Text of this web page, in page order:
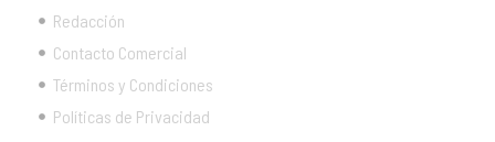
Redacción
Contacto Comercial
Términos y Condiciones
Políticas de Privacidad